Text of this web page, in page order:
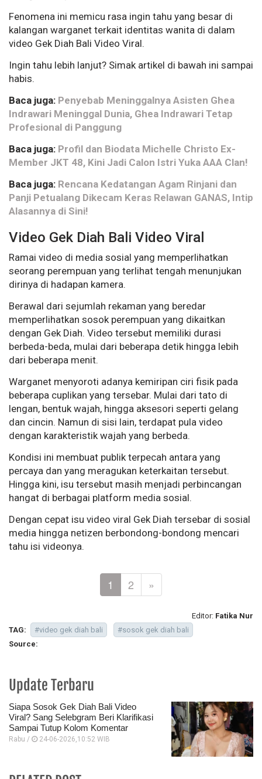
Fenomena ini memicu rasa ingin tahu yang besar di
kalangan warganet terkait identitas wanita di dalam
video Gek Diah Bali Video Viral.
Ingin tahu lebih lanjut? Simak artikel di bawah ini sampai
habis.
Baca juga: Penyebab Meninggalnya Asisten Ghea
Indrawari Meninggal Dunia, Ghea Indrawari Tetap
Profesional di Panggung
Baca juga: Profil dan Biodata Michelle Christo Ex-
Member JKT 48, Kini Jadi Calon Istri Yuka AAA Clan!
Baca juga: Rencana Kedatangan Agam Rinjani dan
Panji Petualang Dikecam Keras Relawan GANAS, Intip
Alasannya di Sini!
Video Gek Diah Bali Video Viral
Ramai video di media sosial yang memperlihatkan
seorang perempuan yang terlihat tengah menunjukan
dirinya di hadapan kamera.
Berawal dari sejumlah rekaman yang beredar
memperlihatkan sosok perempuan yang dikaitkan
dengan Gek Diah. Video tersebut memiliki durasi
berbeda-beda, mulai dari beberapa detik hingga lebih
dari beberapa menit.
Warganet menyoroti adanya kemiripan ciri fisik pada
beberapa cuplikan yang tersebar. Mulai dari tato di
lengan, bentuk wajah, hingga aksesori seperti gelang
dan cincin. Namun di sisi lain, terdapat pula video
dengan karakteristik wajah yang berbeda.
Kondisi ini membuat publik terpecah antara yang
percaya dan yang meragukan keterkaitan tersebut.
Hingga kini, isu tersebut masih menjadi perbincangan
hangat di berbagai platform media sosial.
Dengan cepat isu video viral Gek Diah tersebar di sosial
media hingga netizen berbondong-bondong mencari
tahu isi videonya.
1 2 »
Editor: Fatika Nur
TAG:
#video gek diah bali
#sosok gek diah bali
Source:
Update Terbaru
Siapa Sosok Gek Diah Bali Video
Viral? Sang Selebgram Beri Klarifikasi
Sampai Tutup Kolom Komentar
Rabu / 24-06-2026,10:52 WIB